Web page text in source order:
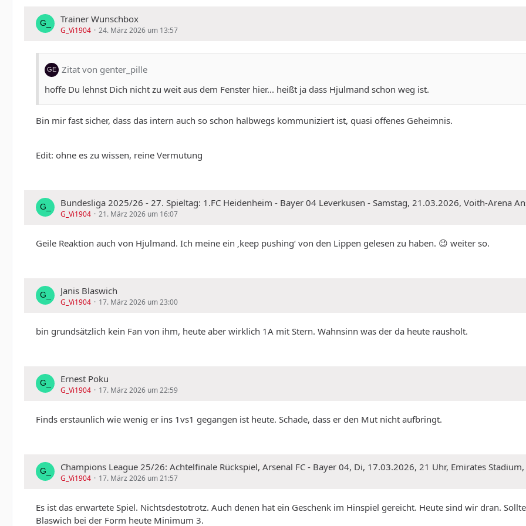
Trainer Wunschbox
G_Vi1904 24. März 2026 um 13:57
Zitat von genter_pille
hoffe Du lehnst Dich nicht zu weit aus dem Fenster hier... heißt ja dass Hjulmand schon weg ist.
Bin mir fast sicher, dass das intern auch so schon halbwegs kommuniziert ist, quasi offenes Geheimnis.
Edit: ohne es zu wissen, reine Vermutung
Bundesliga 2025/26 - 27. Spieltag: 1.FC Heidenheim - Bayer 04 Leverkusen - Samstag, 21.03.2026, Voith-Arena
G_Vi1904 21. März 2026 um 16:07
Geile Reaktion auch von Hjulmand. Ich meine ein ‚keep pushing‘ von den Lippen gelesen zu haben. 😉 weiter so.
Janis Blaswich
G_Vi1904 17. März 2026 um 23:00
bin grundsätzlich kein Fan von ihm, heute aber wirklich 1A mit Stern. Wahnsinn was der da heute rausholt.
Ernest Poku
G_Vi1904 17. März 2026 um 22:59
Finds erstaunlich wie wenig er ins 1vs1 gegangen ist heute. Schade, dass er den Mut nicht aufbringt.
Champions League 25/26: Achtelfinale Rückspiel, Arsenal FC - Bayer 04, Di, 17.03.2026, 21 Uhr, Emirates
G_Vi1904 17. März 2026 um 21:57
Es ist das erwartete Spiel. Nichtsdestotrotz. Auch denen hat ein Geschenk im Hinspiel gereicht. Heute sind wir dran.
Blaswich bei der Form heute Minimum 3.